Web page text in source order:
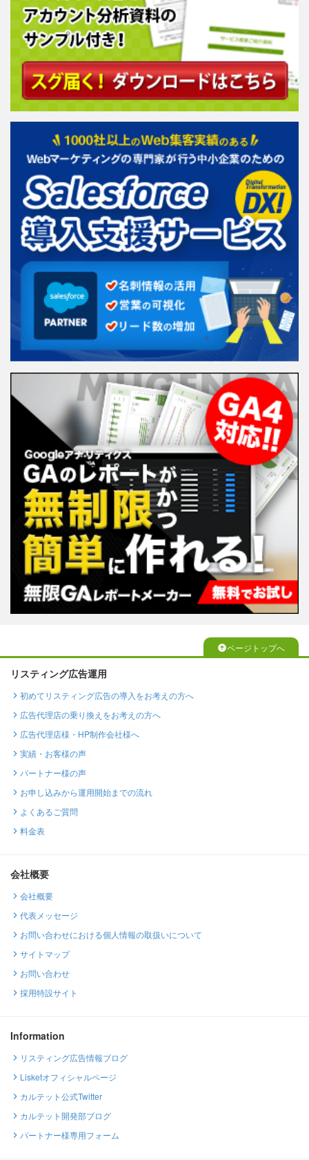
ページトップへ
リスティング広告運用
初めてリスティング広告の導入をお考えの方へ
広告代理店の乗り換えをお考えの方へ
広告代理店様・HP制作会社様へ
実績・お客様の声
パートナー様の声
お申し込みから運用開始までの流れ
よくあるご質問
料金表
会社概要
会社概要
代表メッセージ
お問い合わせにおける個人情報の取扱いについて
サイトマップ
お問い合わせ
採用特設サイト
Information
リスティング広告情報ブログ
Lisketオフィシャルページ
カルテット公式Twitter
カルテット開発部ブログ
パートナー様専用フォーム